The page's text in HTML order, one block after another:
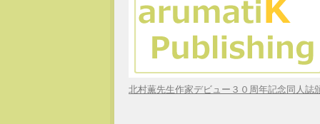
北村薫先生作家デビュー３０周年記念同人誌